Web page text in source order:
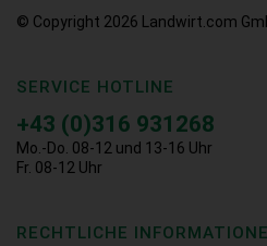
© Copyright 2026
Landwirt.com
SERVICE HOTLINE
+43 (0)316 931268
Mo.-Do. 08-12 und 13-16 Uhr
Fr. 08-12 Uhr
RECHTLICHE